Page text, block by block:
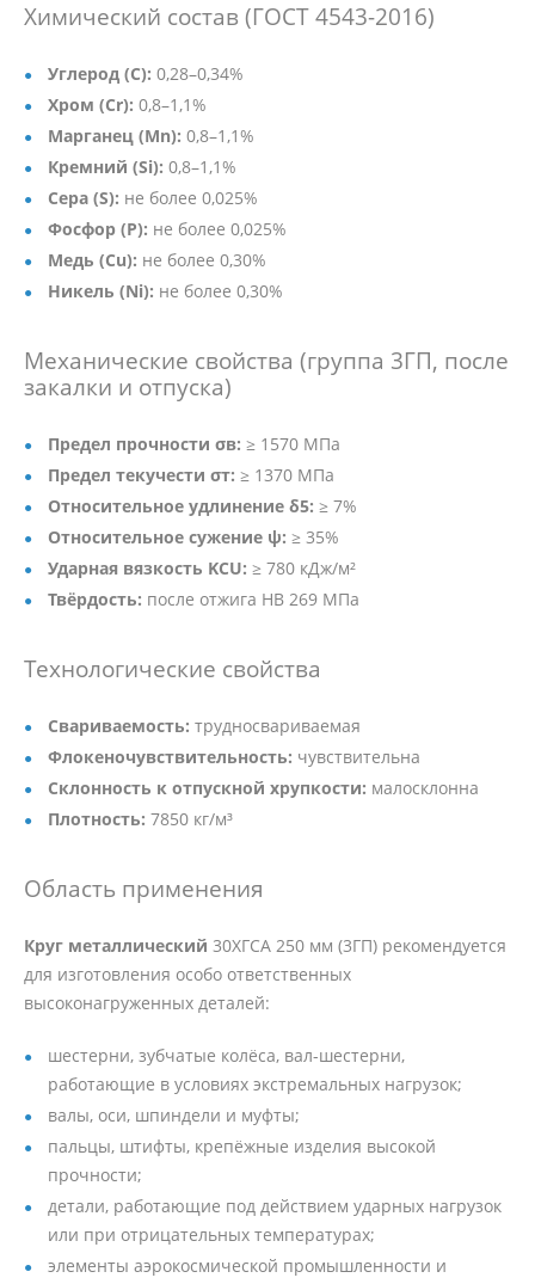
Химический состав (ГОСТ 4543-2016)
Углерод (C): 0,28–0,34%
Хром (Cr): 0,8–1,1%
Марганец (Mn): 0,8–1,1%
Кремний (Si): 0,8–1,1%
Сера (S): не более 0,025%
Фосфор (P): не более 0,025%
Медь (Cu): не более 0,30%
Никель (Ni): не более 0,30%
Механические свойства (группа 3ГП, после
закалки и отпуска)
Предел прочности σв: ≥ 1570 МПа
Предел текучести σт: ≥ 1370 МПа
Относительное удлинение δ5: ≥ 7%
Относительное сужение ψ: ≥ 35%
Ударная вязкость KCU: ≥ 780 кДж/м²
Твёрдость: после отжига HB 269 МПа
Технологические свойства
Свариваемость: трудносвариваемая
Флокеночувствительность: чувствительна
Склонность к отпускной хрупкости: малосклонна
Плотность: 7850 кг/м³
Область применения
Круг металлический 30ХГСА 250 мм (3ГП) рекомендуется
для изготовления особо ответственных
высоконагруженных деталей:
шестерни, зубчатые колёса, вал-шестерни,
работающие в условиях экстремальных нагрузок;
валы, оси, шпиндели и муфты;
пальцы, штифты, крепёжные изделия высокой
прочности;
детали, работающие под действием ударных нагрузок
или при отрицательных температурах;
элементы аэрокосмической промышленности и